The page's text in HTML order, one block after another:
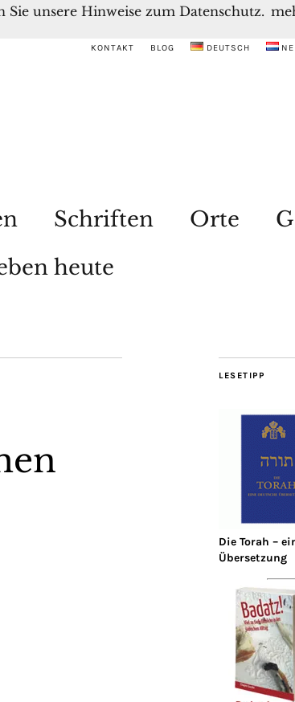
KONTAKT BLOG DEUTSCH
Schriften Orte
heute
LESETIPP
Die Torah –
Übersetzung
unsere Hinweise zum Datenschutz.